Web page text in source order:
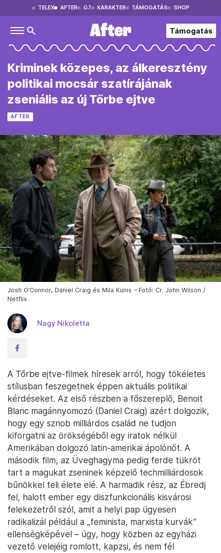
TELEX AFTER G7 KARAKTER TÁMOGATÁS SHOP
Támogatás
Kriminek közepes, az álkeresztény
politikai mocsár szatírájának
zseniális az új Tőrbe ejtve
AFTER
Josh O’Connor, Daniel Craig és Mila Kunis – Fotó: Cr. John Wilson /
Netflix
Nagy Nikoletta
A Tőrbe ejtve-filmek híresek arról, hogy tökéletes
stílusban feszegetnek éppen aktuális politikai
kérdéseket. Az első részben a főszereplő, Benoit
Blanc magánnyomozó (Daniel Craig) azért dolgozik,
hogy egy sznob milliárdos család ne tudjon
kiforgatni az örökségéből egy iratok nélkül
Amerikában dolgozó latin-amerikai ápolónőt. A
második film, az Üveghagyma pedig ferde tükröt
tart a magukat zseninek képzelő techmilliárdosok
bűnökkel teli élete elé. A harmadik rész, az Ébredj
fel, halott ember egy diszfunkcionális kisvárosi
felekezetről szól, amit a helyi pap ügyesen
radikalizál például a „feminista, marxista kurvák”
ellenségképével – úgy, hogy közben az egyházi
vezető velejéig romlott, kapzsi, és nem fél